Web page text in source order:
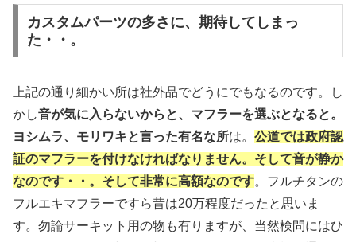
カスタムパーツの多さに、期待してしまっ
た・・。
上記の通り細かい所は社外品でどうにでもなるのです。し
かし音が気に入らないからと、マフラーを選ぶとなると。
ヨシムラ、モリワキと言った有名な所は。 公道では政府認
証のマフラーを付けなければなりません。そして音が静か
なのです・・。そして非常に高額なのです。フルチタンの
フルエキマフラーですら昔は20万程度だったと思いま
す。勿論サーキット用の物も有りますが、当然検問にはひ